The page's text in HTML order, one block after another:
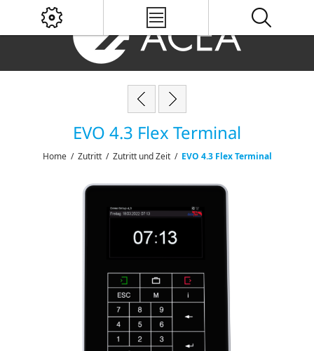
EVO 4.3 Flex Terminal
Home / Zutritt / Zutritt und Zeit / EVO 4.3 Flex Terminal